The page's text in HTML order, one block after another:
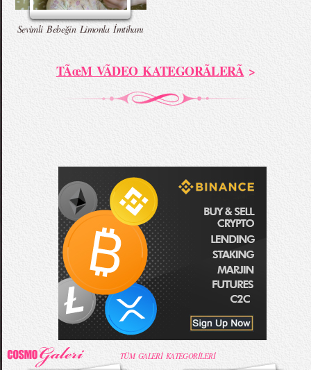
Sevimli Bebeğin Limonla İmtihanı
TÃœM VÃDEO KATEGORÃLERÃ>
TÜM GALERİ KATEGORİLERİ